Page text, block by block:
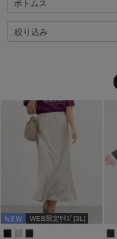
絞り込み
WEB限定ｻｲｽﾞ[3L]